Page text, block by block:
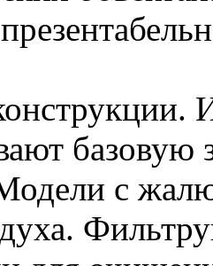
базовую
с